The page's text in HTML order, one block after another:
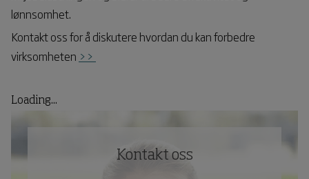
lønnsomhet.
Kontakt oss for å diskutere hvordan du kan forbedre
virksomheten >>
Loading...
Kontakt oss